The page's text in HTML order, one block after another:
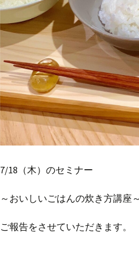
7/18 （木）のセミナー
～おいしいごはんの炊き方講座
ご報告をさせていただきます。